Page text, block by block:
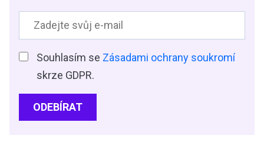
Souhlasím se Zásadami ochrany soukromí
skrze GDPR.
ODEBÍRAT